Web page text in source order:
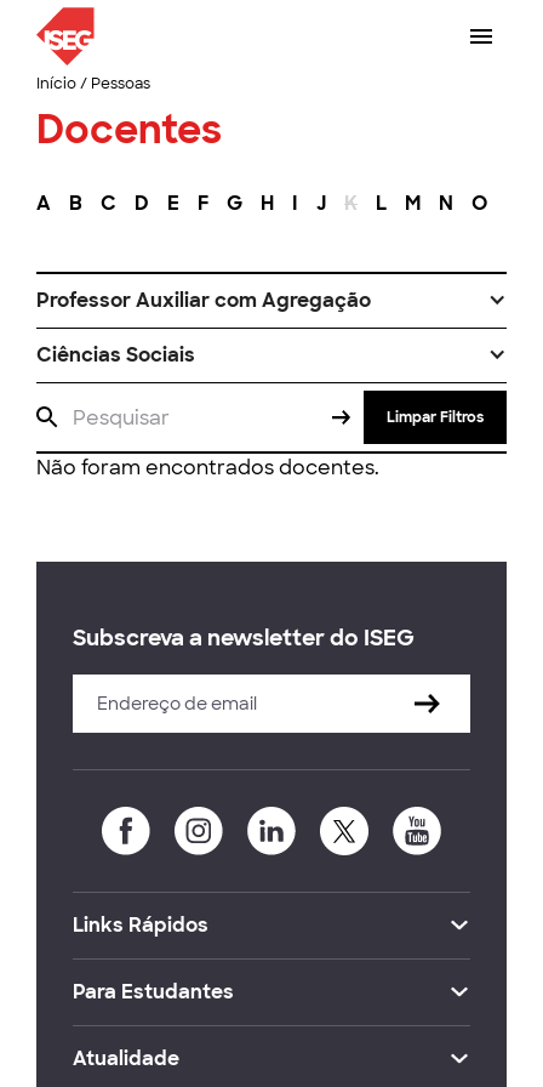
Início/ Pessoas
Docentes
A B C D E F G H I J K L M N O
Professor Auxiliar com Agregação
Ciências Sociais
Limpar Filtros
Não foram encontrados docentes.
Subscreva a newsletter do ISEG
Links Rápidos
Para Estudantes
Atualidade